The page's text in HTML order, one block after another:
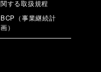
関する取扱規程
BCP（事業継続計
画）